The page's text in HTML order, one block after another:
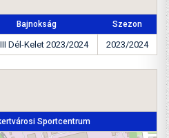
Bajnokság Szezon
Dél-Kelet 2023/2024 2023/2024
Sportcentrum